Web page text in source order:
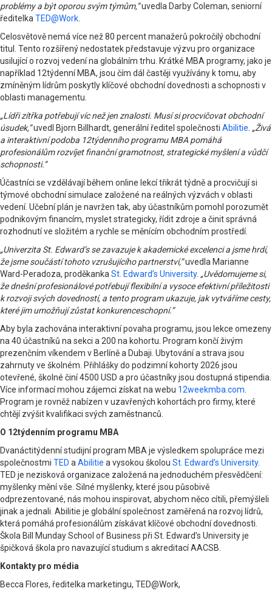
problémy a být oporou svým týmům,”uvedla Darby Coleman, seniorní
ředitelkaTED@Work.
Celosvětově nemá více než 80 percent manažerů pokročilý obchodní
titul. Tento rozšířený nedostatek představuje výzvu pro organizace
usilující o rozvoj vedení na globálním trhu. Krátké MBA programy, jako je
například 12týdenní MBA, jsou čím dál častěji využívány k tomu, aby
zmíněným lídrům poskytly klíčové obchodní dovednosti a schopnosti v
oblasti managementu.
„Lídři zítřka potřebují víc než jen znalosti. Musí si procvičovat obchodní
úsudek,”uvedl Bjorn Billhardt, generální ředitel společnosti Abilitie. „Živá
a interaktivní podoba 12týdenního programu MBA pomáhá
profesionálům rozvíjet finanční gramotnost, strategické myšlení a vůdčí
schopnosti.”
Účastníci se vzdělávají během online lekcí třikrát týdně a procvičují si
týmové obchodní simulace založené na reálných výzvách v oblasti
vedení. Učební plán je navržen tak, aby účastníkům pomohl porozumět
podnikovým financím, myslet strategicky, řídit zdroje a činit správná
rozhodnutí ve složitém a rychle se měnícím obchodním prostředí.
„Univerzita St. Edward’s se zavazuje k akademické excelenci a jsme hrdí,
že jsme součástí tohoto vzrušujícího partnerství,”uvedla Marianne
Ward-Peradoza, proděkankaSt. Edward’s University. „Uvědomujeme si,
že dnešní profesionálové potřebují flexibilní a vysoce efektivní příležitosti
k rozvoji svých dovedností, a tento program ukazuje, jak vytváříme cesty,
které jim umožňují zůstat konkurenceschopní.”
Aby byla zachována interaktivní povaha programu, jsou lekce omezeny
na 40 účastníků na sekci a 200 na kohortu. Program končí živým
prezenčním víkendem v Berlíně a Dubaji. Ubytování a strava jsou
zahrnuty ve školném. Přihlášky do podzimní kohorty 2026 jsou
otevřené, školné činí 4500 USD a pro účastníky jsou dostupná stipendia.
Více informací mohou zájemci získat na webu 12weekmba.com.
Program je rovněž nabízen v uzavřených kohortách pro firmy, které
chtějí zvýšit kvalifikaci svých zaměstnanců.
O 12týdenním programu MBA
Dvanáctitýdenní studijní program MBA je výsledkem spolupráce mezi
společnostmi TED aAbilitie a vysokou školou St. Edward’s University.
TED je nezisková organizace založená na jednoduchém přesvědčení:
myšlenky mění vše. Silné myšlenky, které jsou působivě
odprezentované, nás mohou inspirovat, abychom něco cítili, přemýšleli
jinak a jednali. Abilitie je globální společnost zaměřená na rozvoj lídrů,
která pomáhá profesionálům získávat klíčové obchodní dovednosti.
Škola Bill Munday School of Business při St. Edward’s University je
špičková škola pro navazující studium s akreditací AACSB.
Kontakty pro média
Becca Flores, ředitelka marketingu, TED@Work,